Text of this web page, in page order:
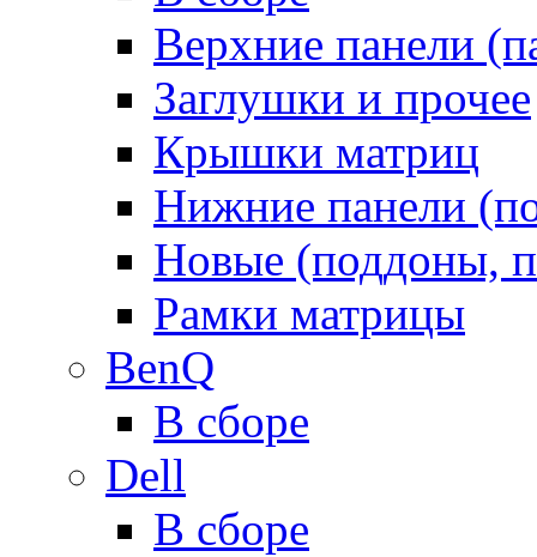
Верхние панели
Заглушки и прочее
Крышки матриц
Нижние панели
Новые (поддоны,
Рамки матрицы
BenQ
В сборе
Dell
В сборе